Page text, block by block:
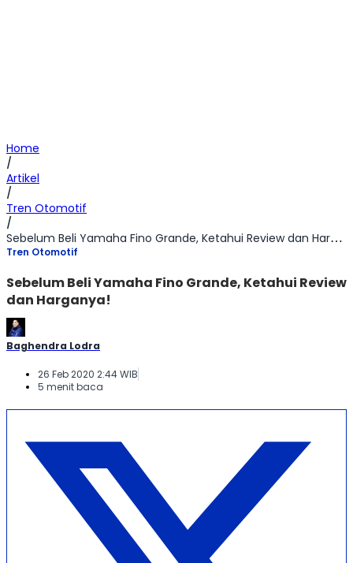
Home
/
Artikel
/
Tren Otomotif
/
Sebelum Beli Yamaha Fino Grande, Ketahui Review dan Harganya!
Tren Otomotif
Sebelum Beli Yamaha Fino Grande, Ketahui Review
dan Harganya!
Baghendra Lodra
26 Feb 2020 2:44 WIB
5 menit baca